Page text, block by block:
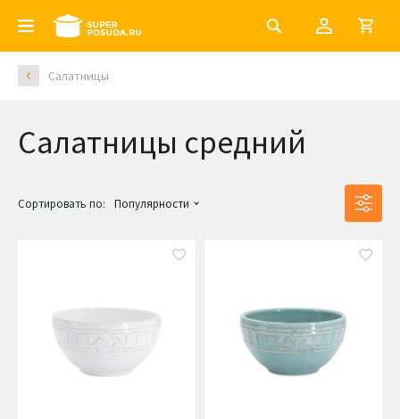
Салатницы
Салатницы средний
Сортировать по: Популярности